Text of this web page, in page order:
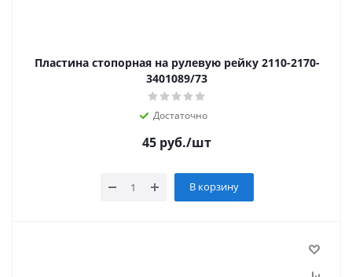
Пластина стопорная на рулевую рейку 2110-2170-
3401089/73
Достаточно
45 руб./шт
В корзину